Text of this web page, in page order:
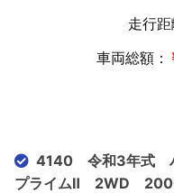
走行
車両総額：
4140 令和3年式
プライムⅡ 2WD